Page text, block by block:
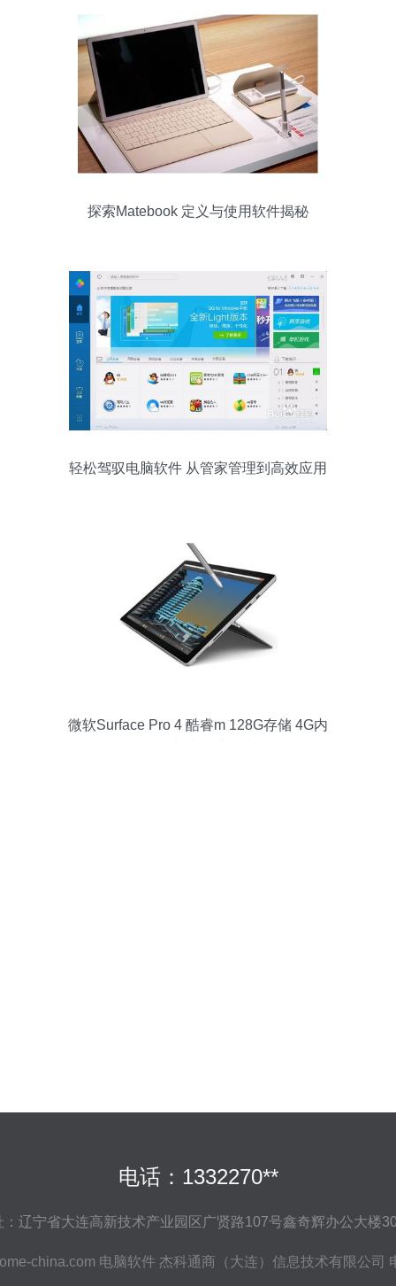
探索Matebook 定义与使用软件揭秘
轻松驾驭电脑软件 从管家管理到高效应用
微软Surface Pro 4 酷睿m 128G存储 4G内
电话：1332270**
：辽宁省大连高新技术产业园区广贤路107号鑫奇辉办公大楼
china.com 电脑软件 杰科通商（大连）信息技术有限公司